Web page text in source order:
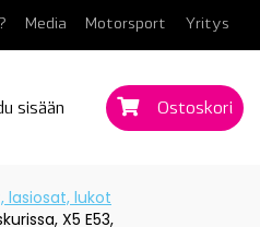
Media Motorsport Yritys
sisään Ostoskori
lasiosat, lukot
X5 E53,